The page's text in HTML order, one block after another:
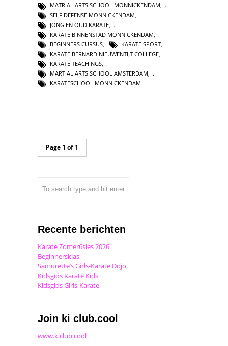
MATRIAL ARTS SCHOOL MONNICKENDAM,
SELF DEFENSE MONNICKENDAM
JONG EN OUD KARATE
KARATE BINNENSTAD MONNICKENDAM
BEGINNERS CURSUS
KARATE SPORT
KARATE BERNARD NIEUWENTIJT COLLEGE
KARATE TEACHINGS
MARTIAL ARTS SCHOOL AMSTERDAM
KARATESCHOOL MONNICKENDAM
Page 1 of 1
Recente berichten
Karate Zomer6sies 2026
Beginnersklas
Samurette’s Girls-Karate Dojo
Kidsgids Karate Kids
Kidsgids Girls-Karate
Join ki club.cool
www.kiclub.cool